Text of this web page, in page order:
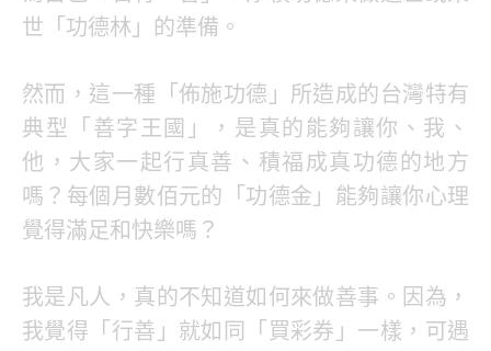
世「功德林」的準備。
然而，這一種「佈施功德」所造成的台灣特有
典型「善字王國」，是真的能夠讓你、我、
他，大家一起行真善、積福成真功德的地方
嗎？每個月數佰元的「功德金」能夠讓你心理
覺得滿足和快樂嗎？
我是凡人，真的不知道如何來做善事。因為，
我覺得「行善」就如同「買彩券」一樣，可遇